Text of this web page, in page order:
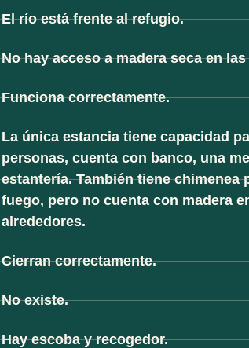
El río está frente al refugio.
No hay acceso a madera seca en
Funciona correctamente.
La única estancia tiene capacidad
personas, cuenta con banco, una
estantería. También tiene chimenea
fuego, pero no cuenta con madera
alrededores.
Cierran correctamente.
No existe.
Hay escoba y recogedor.